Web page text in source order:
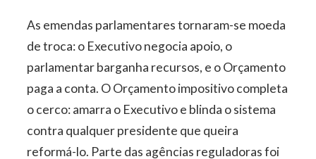
As emendas parlamentares tornaram-se moeda
de troca: o Executivo negocia apoio, o
parlamentar barganha recursos, e o Orçamento
paga a conta. O Orçamento impositivo completa
o cerco: amarra o Executivo e blinda o sistema
contra qualquer presidente que queira
reformá-lo. Parte das agências reguladoras foi